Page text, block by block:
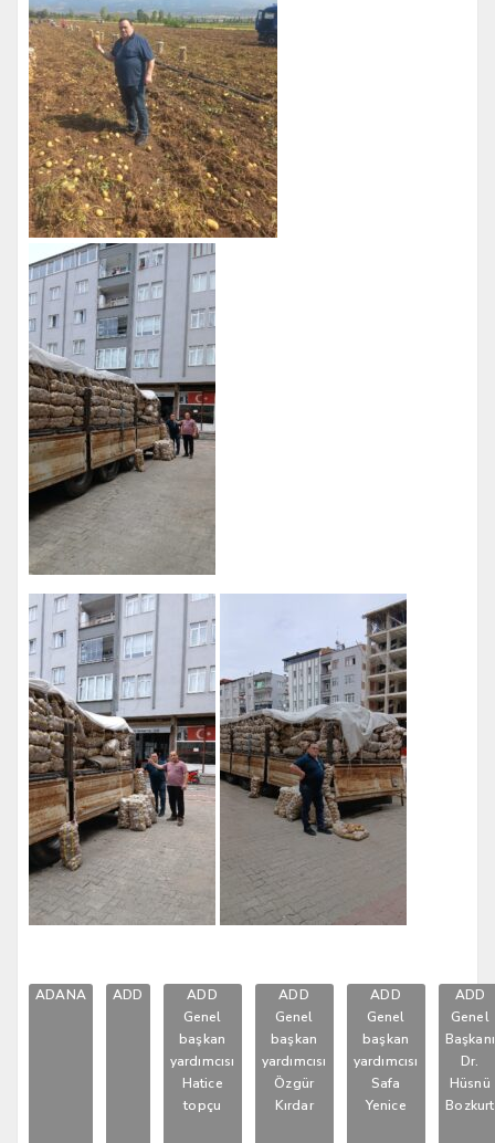
ADANA ADD
ADD
Genel
başkan
yardımcısı
Hatice
topçu
ADD
Genel
başkan
yardımcısı
Özgür
Kırdar
ADD
Genel
başkan
yardımcısı
Safa
Yenice
ADD
Genel
Başkanı
Dr.
Hüsnü
Bozkurt